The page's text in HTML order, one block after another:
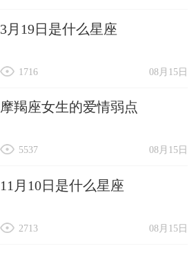
3月19日是什么星座
08月15日
1716
摩羯座女生的爱情弱点
08月15日
5537
11月10日是什么星座
08月15日
2713